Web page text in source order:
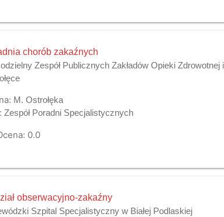
chorób zakaźnych
Zespół Publicznych Zakładów Opieki
M. Ostrołęka
Zespół Poradni Specjalistycznych
0.0
obserwacyjno-zakaźny
Szpital Specjalistyczny w Białej Podlaskiej